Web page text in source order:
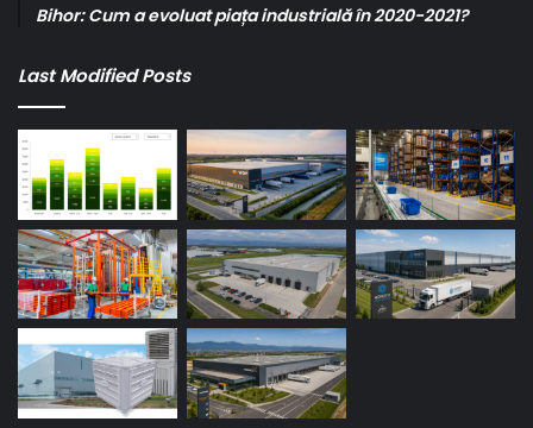
Bihor: Cum a evoluat piața industrială în 2020-2021?
Last Modified Posts